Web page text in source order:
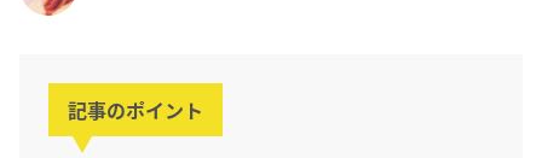
記事のポイント